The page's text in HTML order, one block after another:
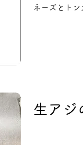
ネーズとトン
生アジ